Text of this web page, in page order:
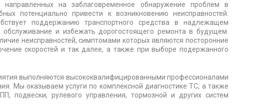
на заблаговременное обнаружение проблем в
потенциально привести к возникновению неисправностей.
поддержанию транспортного средства в надлежащем
обслуживание и избежать дорогостоящего ремонта в будущем.
неисправностей, симптомами которых являются посторонние
скоростей и так далее, а также при выборе подержанного
выполняются высококвалифицированными профессионалами
Мы оказываем услуги по комплексной диагностике ТС, а также
подвески, рулевого управления, тормозной и других систем